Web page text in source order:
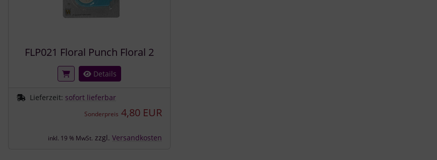
FLP021 Floral Punch Floral 2
Details
Lieferzeit: sofort lieferbar
Sonderpreis 4,80 EUR
inkl. 19 % MwSt. zzgl. Versandkosten